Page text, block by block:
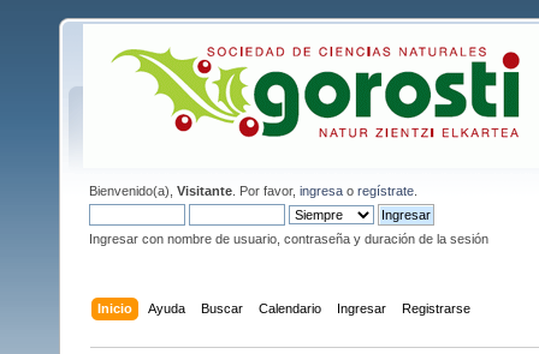
Bienvenido(a), Visitante . Por favor, ingresa o regístrate
Ingresar con nombre de usuario, contraseña y duración de la sesión
Inicio Ayuda Buscar Calendario Ingresar Registrarse